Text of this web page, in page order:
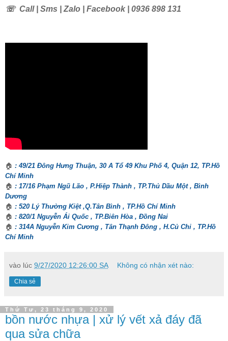
☏ Call | Sms | Zalo | Facebook | 0936 898 131
🏠 : 49/21 Đông Hưng Thuận, 30 A Tổ 49 Khu Phố 4, Quận 12, TP.Hồ
Chí Minh
🏠 : 17/16 Phạm Ngũ Lão , P.Hiệp Thành , TP.Thủ Dầu Một , Bình
Dương
🏠 : 520 Lý Thường Kiệt ,Q.Tân Bình , TP.Hồ Chí Minh
🏠 : 820/1 Nguyễn Ái Quốc , TP.Biên Hòa , Đồng Nai
🏠 : 314A Nguyễn Kim Cương , Tân Thạnh Đông , H.Củ Chi , TP.Hồ
Chí Minh
vào lúc 9/27/2020 12:26:00 SA Không có nhận xét nào:
Chia sẻ
Thứ Tư, 23 tháng 9, 2020
bồn nước nhựa | xử lý vết xả đáy đã
qua sửa chữa